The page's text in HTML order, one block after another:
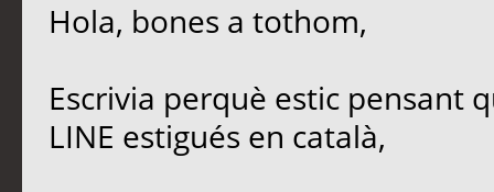
Hola, bones a tothom,
Escrivia perquè estic pensant
LINE estigués en català,